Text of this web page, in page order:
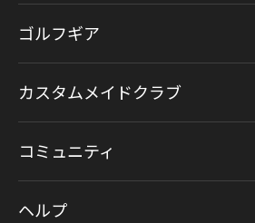
ゴルフギア
カスタムメイドクラブ
コミュニティ
ヘルプ